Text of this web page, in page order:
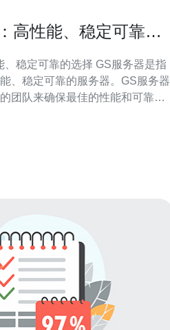
高性能、稳定可靠的
靠的选择 GS服务器是指
、稳定可靠的服务器。GS服务器
团队来确保最佳的性能和可靠
能。无论是网站托管、应用程序